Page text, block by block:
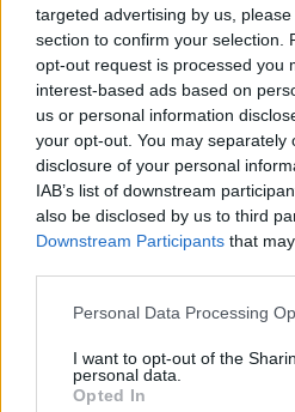
targeted advertising by us,
section to confirm your selection.
opt-out request is processed you
interest-based ads based on
us or personal information
your opt-out. You may separately
disclosure of your personal
IAB’s list of downstream
also be disclosed by us to third
Downstream Participants that
Personal Data Processing
I want to opt-out of the
personal data.
Opted In
Φουρνιέ Εβάν
COMMENTS
Συνδεθείτε για να